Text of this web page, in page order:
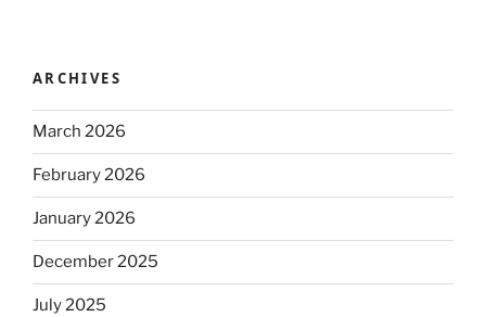
ARCHIVES
March 2026
February 2026
January 2026
December 2025
July 2025